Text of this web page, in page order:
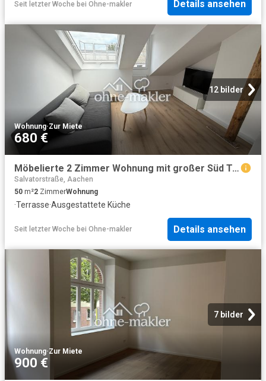
Seit letzter Woche bei Ohne-makler Details ansehen
12 bilder
Wohnung·Zur Miete
680 €
Möbelierte 2 Zimmer Wohnung mit großer Süd Terrasse – Erstbezug
Salvatorstraße, Aachen
50 m²2 ZimmerWohnung
·Terrasse·Ausgestattete Küche
Seit letzter Woche bei Ohne-makler Details ansehen
7 bilder
Wohnung·Zur Miete
900 €